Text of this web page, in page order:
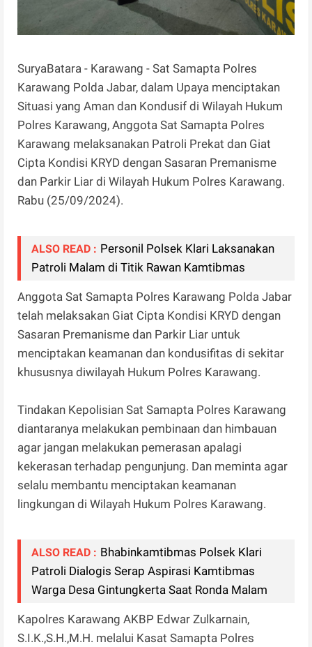
SuryaBatara - Karawang - Sat Samapta Polres
Karawang Polda Jabar, dalam Upaya menciptakan
Situasi yang Aman dan Kondusif di Wilayah Hukum
Polres Karawang, Anggota Sat Samapta Polres
Karawang melaksanakan Patroli Prekat dan Giat
Cipta Kondisi KRYD dengan Sasaran Premanisme
dan Parkir Liar di Wilayah Hukum Polres Karawang.
Rabu (25/09/2024).
ALSO READ : Personil Polsek Klari Laksanakan
Patroli Malam di Titik Rawan Kamtibmas
Anggota Sat Samapta Polres Karawang Polda Jabar
telah melaksakan Giat Cipta Kondisi KRYD dengan
Sasaran Premanisme dan Parkir Liar untuk
menciptakan keamanan dan kondusifitas di sekitar
khususnya diwilayah Hukum Polres Karawang.
Tindakan Kepolisian Sat Samapta Polres Karawang
diantaranya melakukan pembinaan dan himbauan
agar jangan melakukan pemerasan apalagi
kekerasan terhadap pengunjung. Dan meminta agar
selalu membantu menciptakan keamanan
lingkungan di Wilayah Hukum Polres Karawang.
ALSO READ : Bhabinkamtibmas Polsek Klari
Patroli Dialogis Serap Aspirasi Kamtibmas
Warga Desa Gintungkerta Saat Ronda Malam
Kapolres Karawang AKBP Edwar Zulkarnain,
S.I.K.,S.H.,M.H. melalui Kasat Samapta Polres